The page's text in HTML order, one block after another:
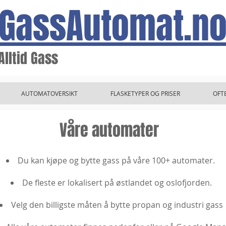
GassAutomat.no
Gass
AUTOMATOVERSIKT FLASKETYPER OG PRISER
Våre automater
Du kan kjøpe og bytte gass på våre 100+ automater.
De fleste er lokalisert på østlandet og oslofjorden.
Velg den billigste måten å bytte propan og industri gass